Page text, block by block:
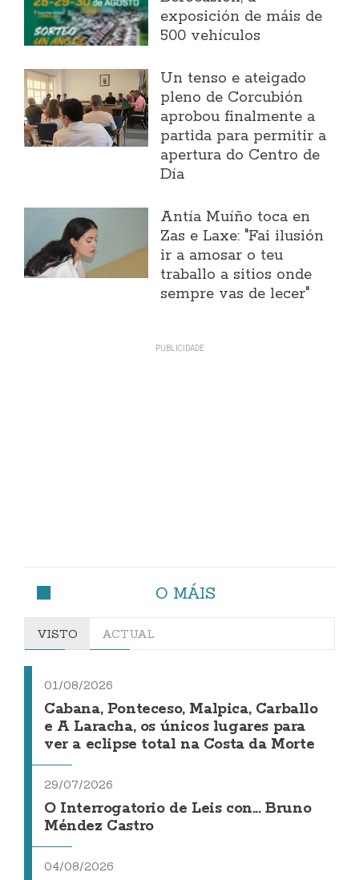
exposición de máis de
500 vehículos
Un tenso e ateigado
pleno de Corcubión
aprobou finalmente a
partida para permitir a
apertura do Centro de
Día
Antía Muíño toca en
Zas e Laxe: "Fai ilusión
ir a amosar o teu
traballo a sitios onde
sempre vas de lecer"
O MÁIS
VISTO ACTUAL
01/08/2026
Cabana, Ponteceso, Malpica, Carballo
e A Laracha, os únicos lugares para
ver a eclipse total na Costa da Morte
29/07/2026
O Interrogatorio de Leis con... Bruno
Méndez Castro
04/08/2026